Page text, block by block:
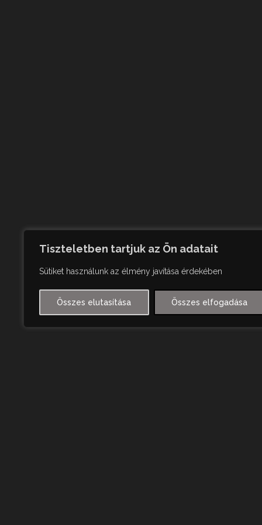
Tiszteletben tartjuk az Ön adatait
Sütiket használunk az élmény javítása érdekében
Összes elutasítása Összes elfogadása